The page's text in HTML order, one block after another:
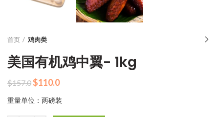
首页 鸡肉类
美国有机鸡中翼- 1kg
$157.0 原
为：
$110.0当
价
重量单位：两磅装